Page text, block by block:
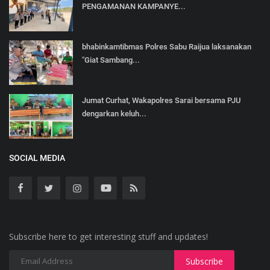
PENGAMANAN KAMPANYE...
bhabinkamtibmas Polres Sabu Raijua laksanakan
"Giat Sambang...
Jumat Curhat, Wakapolres Sarai bersama PJU
dengarkan keluh...
SOCIAL MEDIA
Subscribe here to get interesting stuff and updates!